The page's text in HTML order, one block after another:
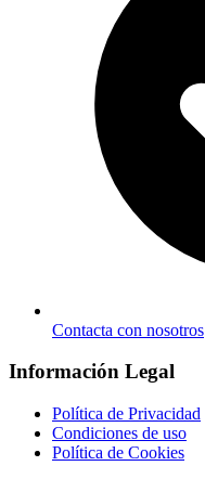
Contacta con nosotros
Información Legal
Política de Privacidad
Condiciones de uso
Política de Cookies